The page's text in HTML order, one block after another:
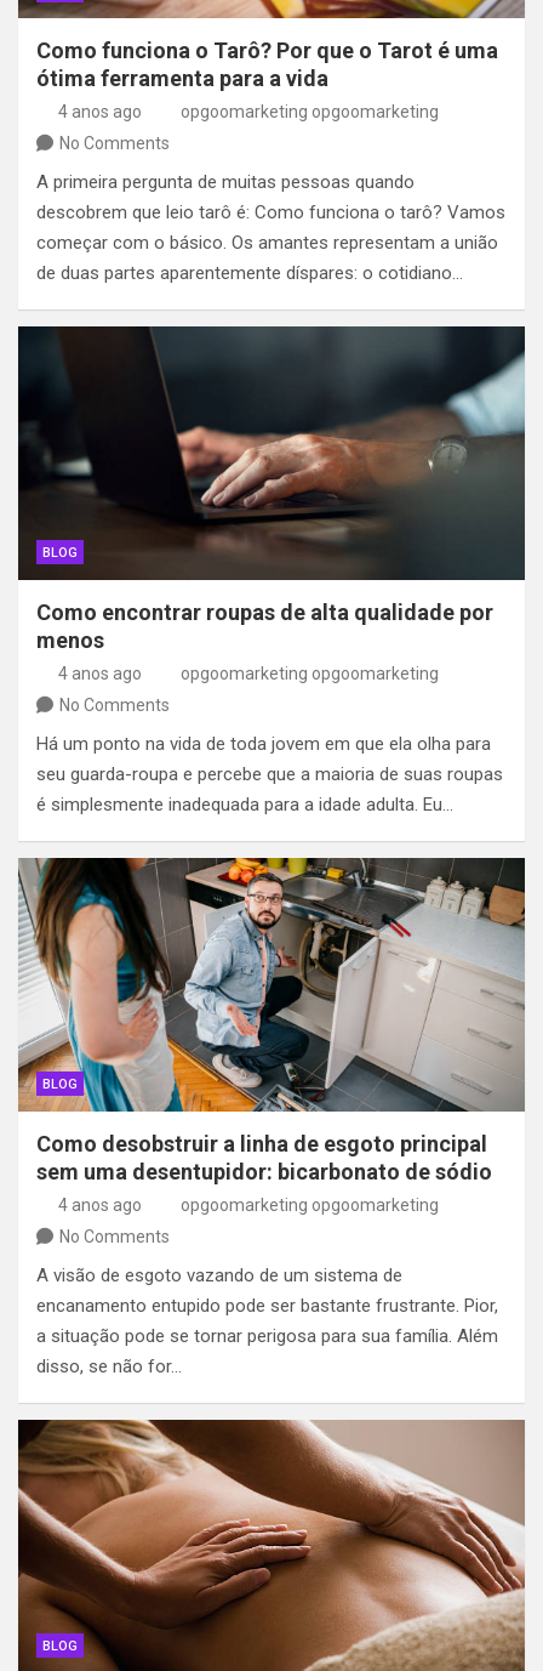
Como funciona o Tarô? Por que o Tarot é uma
ótima ferramenta para a vida
4 anos ago
opgoomarketing opgoomarketing
No Comments
A primeira pergunta de muitas pessoas quando
descobrem que leio tarô é: Como funciona o tarô? Vamos
começar com o básico. Os amantes representam a união
de duas partes aparentemente díspares: o cotidiano…
BLOG
Como encontrar roupas de alta qualidade por
menos
4 anos ago
opgoomarketing opgoomarketing
No Comments
Há um ponto na vida de toda jovem em que ela olha para
seu guarda-roupa e percebe que a maioria de suas roupas
é simplesmente inadequada para a idade adulta. Eu…
BLOG
Como desobstruir a linha de esgoto principal
sem uma desentupidor: bicarbonato de sódio
4 anos ago
opgoomarketing opgoomarketing
No Comments
A visão de esgoto vazando de um sistema de
encanamento entupido pode ser bastante frustrante. Pior,
a situação pode se tornar perigosa para sua família. Além
disso, se não for…
BLOG